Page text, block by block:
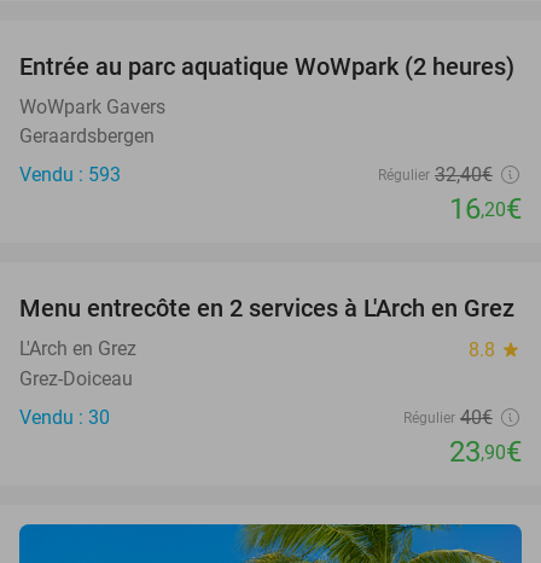
50%
Entrée au parc aquatique WoWpark (2 heures)
WoWpark Gavers
Geraardsbergen
Vendu : 593
Régulier 32,40€
16,20€
40%
Menu entrecôte en 2 services à L'Arch en Grez
L'Arch en Grez 8.8 star
Grez-Doiceau
Vendu : 30
Régulier 40€
23,90€